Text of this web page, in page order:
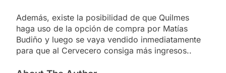
Además, existe la posibilidad de que Quilmes
haga uso de la opción de compra por Matías
Budiño y luego se vaya vendido inmediatamente
para que al Cervecero consiga más ingresos..